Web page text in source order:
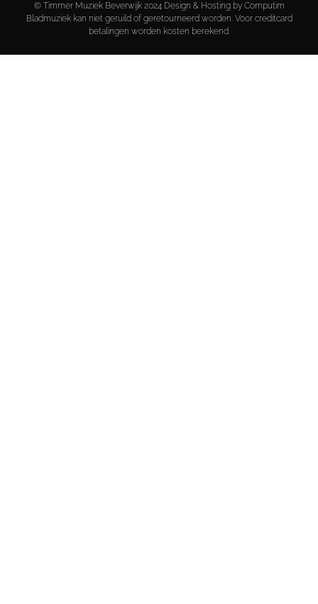
© Timmer Muziek Beverwijk 2024 Design & Hosting by Computim
Bladmuziek kan niet geruild of geretourneerd worden. Voor creditcard
betalingen worden kosten berekend.